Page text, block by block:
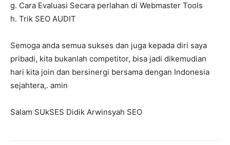
g. Cara Evaluasi Secara perlahan di Webmaster Tools
h. Trik SEO AUDIT
Semoga anda semua sukses dan juga kepada diri saya
pribadi, kita bukanlah competitor, bisa jadi dikemudian
hari kita join dan bersinergi bersama dengan Indonesia
sejahtera,. amin
Salam SUkSES Didik Arwinsyah SEO